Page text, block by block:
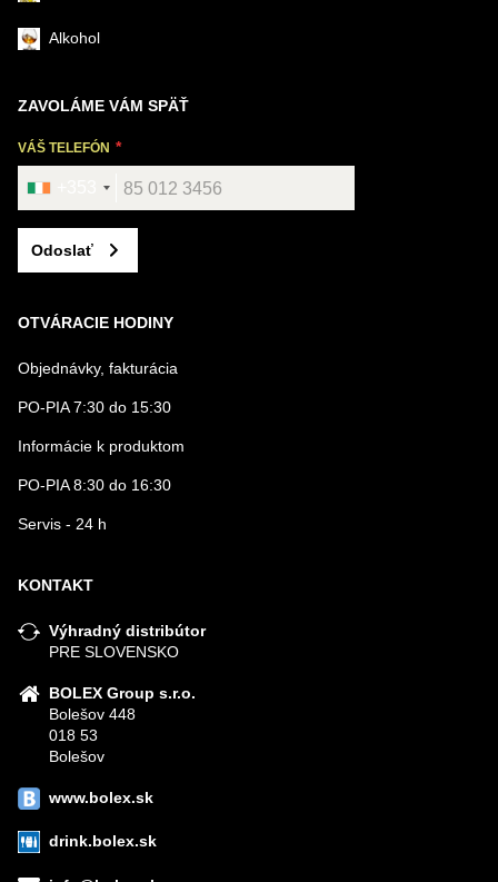
Alkohol
ZAVOLÁME VÁM SPÄŤ
VÁŠ TELEFÓN
Odoslať
OTVÁRACIE HODINY
Objednávky, fakturácia
PO-PIA 7:30 do 15:30
Informácie k produktom
PO-PIA 8:30 do 16:30
Servis - 24 h
KONTAKT
Výhradný distribútor
PRE SLOVENSKO
BOLEX Group s.r.o.
Bolešov 448
018 53
Bolešov
www.bolex.sk
drink.bolex.sk